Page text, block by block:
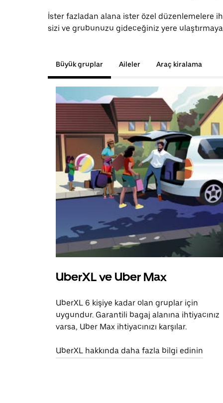
İster fazladan alana ister özel düzenlemelere
sizi ve grubunuzu gideceğiniz yere ulaştırmaya
Büyük gruplar Aileler Araç kiralama
UberXL ve Uber Max
UberXL 6 kişiye kadar olan gruplar için
uygundur. Garantili bagaj alanına ihtiyacınız
varsa, Uber Max ihtiyacınızı karşılar.
UberXL hakkında daha fazla bilgi edinin